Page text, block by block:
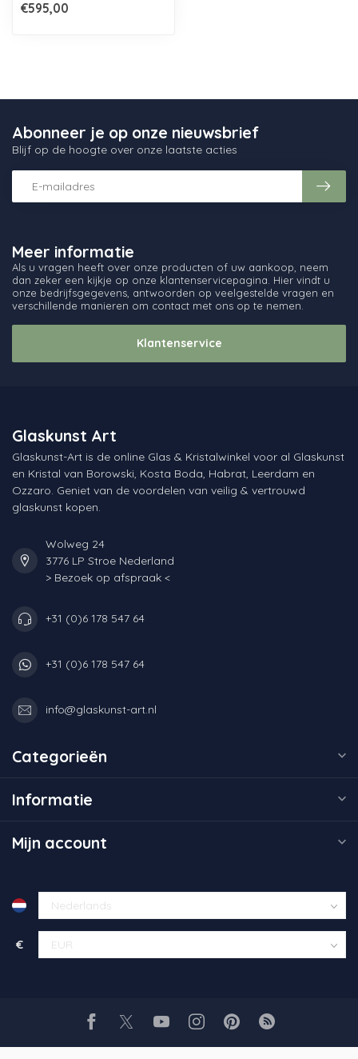
Boheems krist...
€595,00
Meer informatie
Als u vragen heeft over onze producten of uw aankoop, neem
dan zeker een kijkje op onze klantenservicepagina. Hier vindt u
onze bedrijfsgegevens, antwoorden op veelgestelde vragen en
verschillende manieren om contact met ons op te nemen.
Klantenservice
Abonneer je op onze nieuwsbrief
Blijf op de hoogte over onze laatste acties
Glaskunst Art
Glaskunst-Art is de online Glas & Kristalwinkel voor al Glaskunst
en Kristal van Borowski, Kosta Boda, Habrat, Leerdam en
Ozzaro. Geniet van de voordelen van veilig & vertrouwd
glaskunst kopen.
Wolweg 24
3776 LP Stroe Nederland
> Bezoek op afspraak <
+31 (0)6 178 547 64
+31 (0)6 178 547 64
info@glaskunst-art.nl
Categorieën
Informatie
Mijn account
€